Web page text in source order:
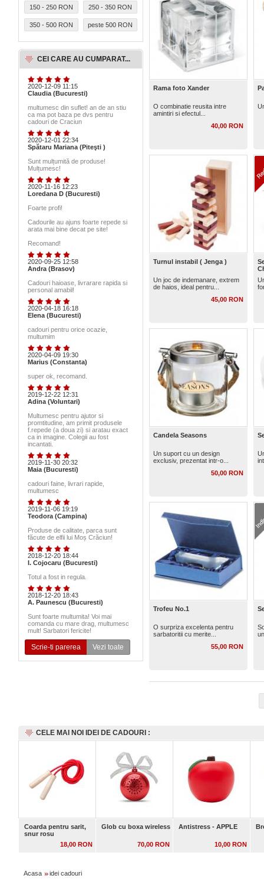
150 - 250 RON 250 - 350 RON
350 - 500 RON peste 500 RON
CEI CARE AU CUMPARAT...
2020-12-09 11:15
Claudia (Bucuresti)
multumesc din suflet! an de an stiu
ca ma pot baza pe dvs pentru
cadouri de Craciun
2020-12-01 22:34
Spătaru Mariana (Piteşti )
Sunt mulțumită de produse!
Mulțumesc!
2020-11-16 12:23
Loredana D (Bucuresti)
Foarte profi!
Cadourile au ajuns foarte repede si
arata mai bine decat pe site!
Recomand!
2020-09-25 12:58
Andra (Brasov)
Cadouri haioase, livrarare rapida si
personal amabil!
2020-04-18 16:18
Elena (Bucuresti)
cadouri pentru orice ocazie,
multumim
2020-04-09 19:30
Marius (Constanta)
super ok, recomand.
2019-12-22 12:31
Adina (Voluntari)
Multumesc pentru ajutor si
promtitudine, am primit produsele
f.repede (a doua zi) si aratau exact
ca in imagine. Colegii au fost
incantati.
2019-11-30 20:32
Maia (Bucuresti)
cadouri faine, livrari rapide,
multumesc
2019-11-06 19:19
Teodora (Campina)
Produse de calitate, parca sunt
făcute de elfii lui Moș Crăciun!
2018-12-20 18:44
I. Cojocaru (Bucuresti)
Totul a fost in regula.
2018-12-20 18:43
A. Paunescu (Bucuresti)
Sunt foarte multumita! Voi mai
comanda cu mare drag, multumesc
mult! Sarbatori fericite!
Scrie-ti parerea Vezi toate
Rama foto Xander
O combinatie reusita intre
amintiri si efectul...
40,00 RON
Turnul instabil ( Jenga )
Un joc de indemanare, extrem
de haios, ideal pentru...
45,00 RON
Candela Seasons
Un suport cu un design
exclusiv, prezentat intr-o...
50,00 RON
Trofeu No.1
O surpriza excelenta pentru
sarbatoritii cu merite...
55,00 RON
CELE MAI NOI IDEI DE CADOURI :
Coarda pentru sarit,
snur rosu
18,00 RON
Glob cu boxa wireless
70,00 RON
Antistress - APPLE
10,00 RON
Acasa idei cadouri